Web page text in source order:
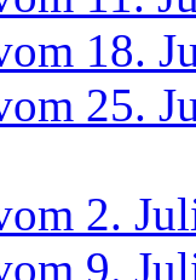
18.
25.
2.
9.